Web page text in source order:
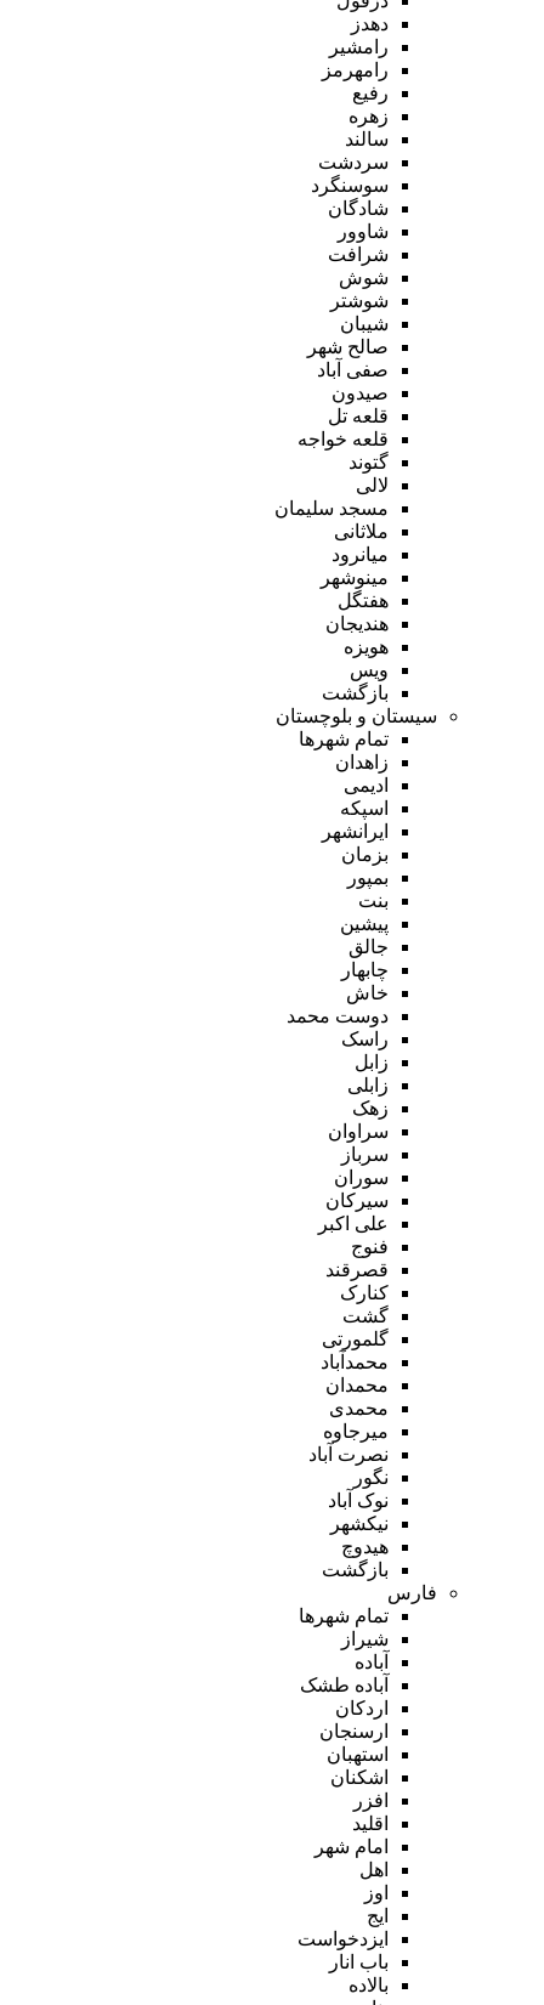
دهدز
رامشیر
رامهرمز
رفیع
زهره
سالند
سردشت
سوسنگرد
شادگان
شاوور
شرافت
شوش
شوشتر
شیبان
صالح شهر
صفی آباد
صیدون
قلعه تل
قلعه خواجه
گتوند
لالی
مسجد سلیمان
ملاثانی
میانرود
مینوشهر
هفتگل
هندیجان
هویزه
ویس
بازگشت
سیستان و بلوچستان
تمام شهر‌ها
زاهدان
ادیمی
اسپکه
ایرانشهر
بزمان
بمپور
بنت
پیشین
جالق
چابهار
خاش
دوست محمد
راسک
زابل
زابلی
زهک
سراوان
سرباز
سوران
سیرکان
علی اکبر
فنوج
قصرقند
کنارک
گشت
گلمورتی
محمدآباد
محمدان
محمدی
میرجاوه
نصرت آباد
نگور
نوک آباد
نیکشهر
هیدوچ
بازگشت
فارس
تمام شهر‌ها
شیراز
آباده
آباده طشک
اردکان
ارسنجان
استهبان
اشکنان
افزر
اقلید
امام شهر
اهل
اوز
ایج
ایزدخواست
باب انار
بالاده